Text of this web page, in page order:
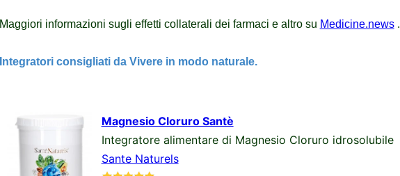
Maggiori informazioni sugli effetti collaterali dei farmaci e altro su Medicine.news.
Integratori consigliati da Vivere in modo naturale.
Magnesio Cloruro Santè
Integratore alimentare di Magnesio Cloruro idrosolubile
Sante Naturels